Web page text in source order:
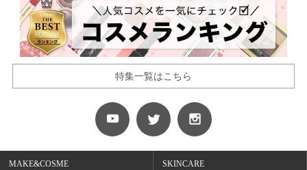
特集一覧はこちら
MAKE&COSME SKINCARE